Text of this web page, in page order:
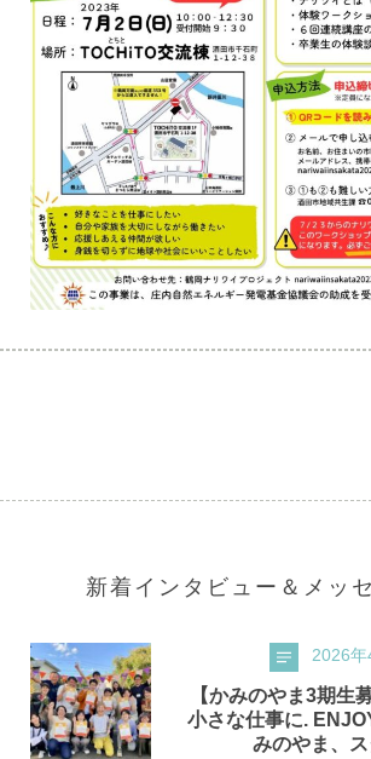
新着インタビュー＆メッ
2026年
【かみのやま3期生
小さな仕事に.
みのやま、ス